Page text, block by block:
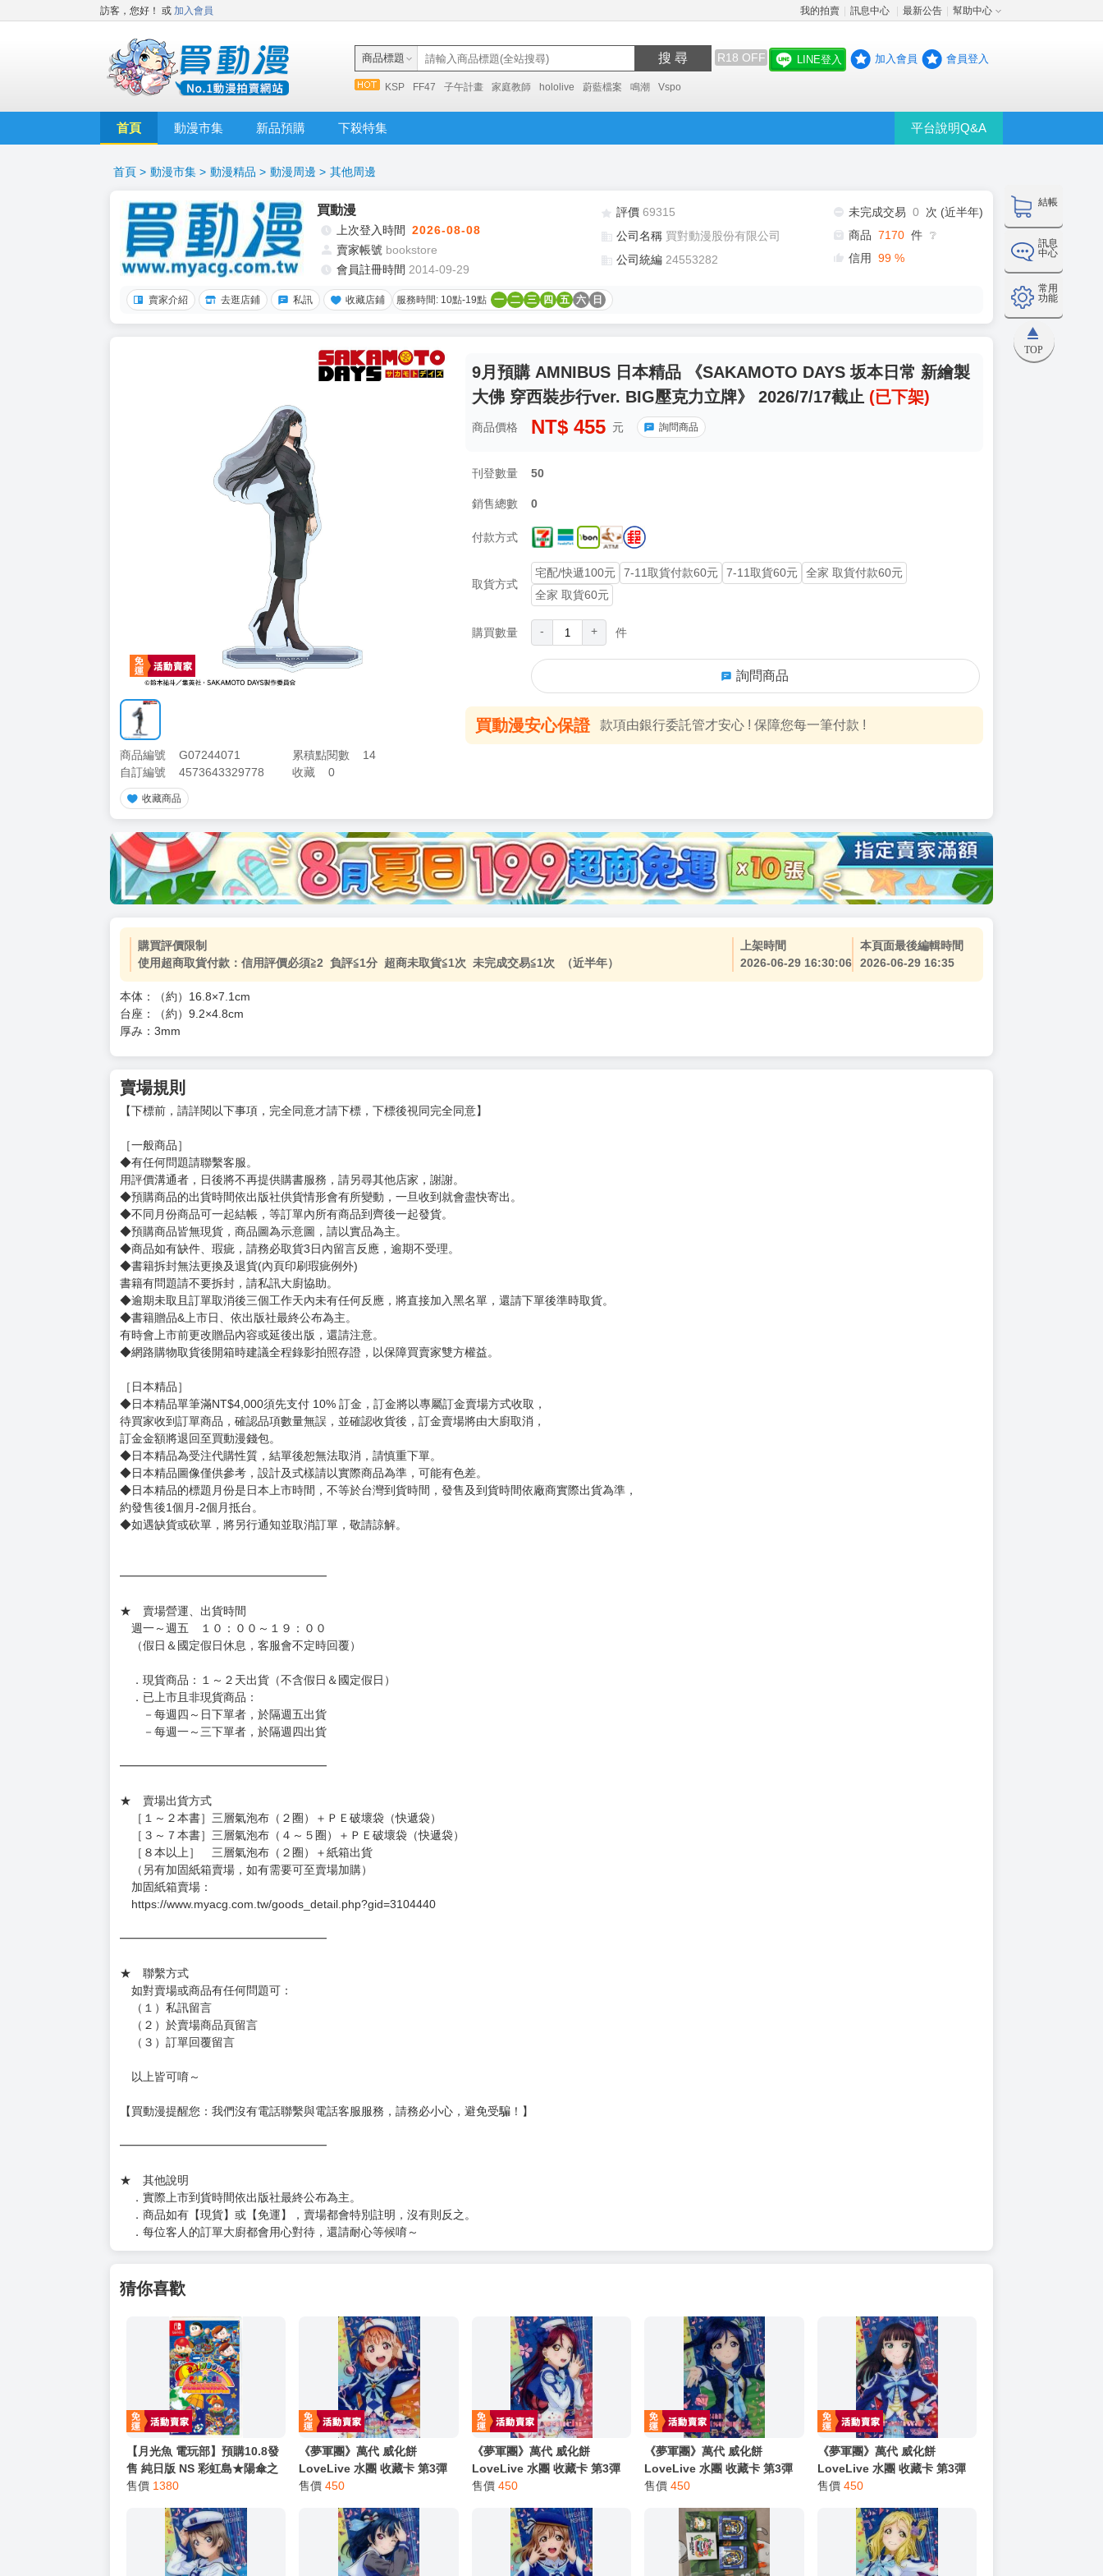
訪客，您好！ 或 加入會員 我的拍賣 訊息中心 最新公告 幫助中心
商品標題 搜 尋 R18 OFF
KSP FF47 子午計畫 家庭教師 hololive 蔚藍檔案 鳴潮 Vspo
LINE登入 加入會員 會員登入
首頁 動漫市集 新品預購 下殺特集 平台說明Q&A
結帳
訊息
中心
常用
功能
TOP
首頁 > 動漫市集 > 動漫精品 > 動漫周邊 > 其他周邊
買動漫
上次登入時間 2026-08-08
賣家帳號 bookstore
會員註冊時間 2014-09-29
評價 69315
公司名稱 買對動漫股份有限公司
公司統編 24553282
未完成交易 0
次 (近半年)
商品 7170 件 ❔
信用 99 %
賣家介紹 去逛店鋪 私訊 收藏店鋪 服務時間: 10點-19點 一 二 三 四 五 六 日
商品編號 G07244071 累積點閱數
14
自訂編號
4573643329778 收藏 0
收藏商品
9月預購 AMNIBUS 日本精品 《SAKAMOTO DAYS 坂本日常 新繪製
大佛 穿西裝步行ver. BIG壓克力立牌》 2026/7/17截止 (已下架)
商品價格 NT$ 455 元 詢問商品
刊登數量 50
銷售總數 0
付款方式
取貨方式
宅配/快遞100元 7-11取貨付款60元 7-11取貨60元
全家 取貨付款60元
全家 取貨60元
購買數量 - + 件
詢問商品
買動漫安心保證 款項由銀行委託管才安心 ! 保障您每一筆付款 !
購買評價限制
使用超商取貨付款：信用評價必須≧2 負評≦1分 超商未取貨≦1次 未完成交易≦1次 （近半年）
上架時間
2026-06-29 16:30:06
本頁面最後編輯時間
2026-06-29 16:35
本体：（約）16.8×7.1cm
台座：（約）9.2×4.8cm
厚み：3mm
賣場規則
【下標前，請詳閱以下事項，完全同意才請下標，下標後視同完全同意】
［一般商品］
◆有任何問題請聯繫客服。
用評價溝通者，日後將不再提供購書服務，請另尋其他店家，謝謝。
◆預購商品的出貨時間依出版社供貨情形會有所變動，一旦收到就會盡快寄出。
◆不同月份商品可一起結帳，等訂單內所有商品到齊後一起發貨。
◆預購商品皆無現貨，商品圖為示意圖，請以實品為主。
◆商品如有缺件、瑕疵，請務必取貨3日內留言反應，逾期不受理。
◆書籍拆封無法更換及退貨(內頁印刷瑕疵例外)
書籍有問題請不要拆封，請私訊大廚協助。
◆逾期未取且訂單取消後三個工作天內未有任何反應，將直接加入黑名單，還請下單後準時取貨。
◆書籍贈品&上市日、依出版社最終公布為主。
有時會上市前更改贈品內容或延後出版，還請注意。
◆網路購物取貨後開箱時建議全程錄影拍照存證，以保障買賣家雙方權益。
［日本精品］
◆日本精品單筆滿NT$4,000須先支付 10% 訂金，訂金將以專屬訂金賣場方式收取，
待買家收到訂單商品，確認品項數量無誤，並確認收貨後，訂金賣場將由大廚取消，
訂金金額將退回至買動漫錢包。
◆日本精品為受注代購性質，結單後恕無法取消，請慎重下單。
◆日本精品圖像僅供參考，設計及式樣請以實際商品為準，可能有色差。
◆日本精品的標題月份是日本上市時間，不等於台灣到貨時間，發售及到貨時間依廠商實際出貨為準，
約發售後1個月-2個月抵台。
◆如遇缺貨或砍單，將另行通知並取消訂單，敬請諒解。
━━━━━━━━━━━━━━━━━━
★ 賣場營運、出貨時間
週一～週五 １０：００～１９：００
（假日＆國定假日休息，客服會不定時回覆）
．現貨商品：１～２天出貨（不含假日＆國定假日）
．已上市且非現貨商品：
－每週四～日下單者，於隔週五出貨
－每週一～三下單者，於隔週四出貨
━━━━━━━━━━━━━━━━━━
★ 賣場出貨方式
［１～２本書］三層氣泡布（２圈）＋ＰＥ破壞袋（快遞袋）
［３～７本書］三層氣泡布（４～５圈）＋ＰＥ破壞袋（快遞袋）
［８本以上］ 三層氣泡布（２圈）＋紙箱出貨
（另有加固紙箱賣場，如有需要可至賣場加購）
加固紙箱賣場：
https://www.myacg.com.tw/goods_detail.php?gid=3104440
━━━━━━━━━━━━━━━━━━
★ 聯繫方式
如對賣場或商品有任何問題可：
（１）私訊留言
（２）於賣場商品頁留言
（３）訂單回覆留言
以上皆可唷～
【買動漫提醒您：我們沒有電話聯繫與電話客服服務，請務必小心，避免受騙！】
━━━━━━━━━━━━━━━━━━
★ 其他說明
．實際上市到貨時間依出版社最終公布為主。
．商品如有【現貨】或【免運】，賣場都會特別註明，沒有則反之。
．每位客人的訂單大廚都會用心對待，還請耐心等候唷～
猜你喜歡
【月光魚 電玩部】預購10.8發
售 純日版 NS 彩虹島★陽傘之
星 合輯 レインボー★パラソル
售價 1380
《夢軍團》萬代 威化餅
LoveLive 水團 收藏卡 第3彈
金屬質感卡 No.01r 高海千歌
售價 450
《夢軍團》萬代 威化餅
LoveLive 水團 收藏卡 第3彈
金屬質感卡 No.02r 櫻內梨子
售價 450
《夢軍團》萬代 威化餅
LoveLive 水團 收藏卡 第3彈
金屬質感卡 No.03r 松浦果南
售價 450
《夢軍團》萬代 威化餅
LoveLive 水團 收藏卡 第3彈
金屬質感卡 No.04r 黑澤黛雅
售價 450